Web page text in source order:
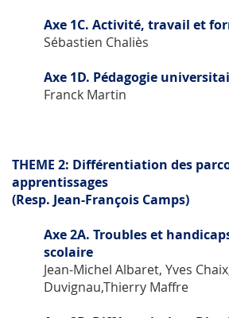
Axe 1C. Activité, travail et
Sébastien Chaliès
Axe 1D. Pédagogie
Franck Martin
THEME 2: Différentiation des
apprentissages
(Resp. Jean-François Camps)
Axe 2A. Troubles et
scolaire
Jean-Michel Albaret, Yves
Duvignau,Thierry Maffre